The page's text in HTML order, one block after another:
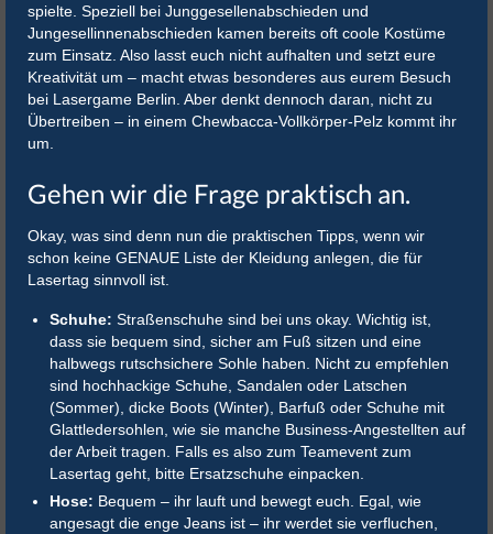
spielte. Speziell bei Junggesellenabschieden und
Jungesellinnenabschieden kamen bereits oft coole Kostüme
zum Einsatz. Also lasst euch nicht aufhalten und setzt eure
Kreativität um – macht etwas besonderes aus eurem Besuch
bei Lasergame Berlin. Aber denkt dennoch daran, nicht zu
Übertreiben – in einem Chewbacca-Vollkörper-Pelz kommt ihr
um.
Gehen wir die Frage praktisch an.
Okay, was sind denn nun die praktischen Tipps, wenn wir
schon keine GENAUE Liste der Kleidung anlegen, die für
Lasertag sinnvoll ist.
Schuhe: Straßenschuhe sind bei uns okay. Wichtig ist,
dass sie bequem sind, sicher am Fuß sitzen und eine
halbwegs rutschsichere Sohle haben. Nicht zu empfehlen
sind hochhackige Schuhe, Sandalen oder Latschen
(Sommer), dicke Boots (Winter), Barfuß oder Schuhe mit
Glattledersohlen, wie sie manche Business-Angestellten auf
der Arbeit tragen. Falls es also zum Teamevent zum
Lasertag geht, bitte Ersatzschuhe einpacken.
Hose: Bequem – ihr lauft und bewegt euch. Egal, wie
angesagt die enge Jeans ist – ihr werdet sie verfluchen,